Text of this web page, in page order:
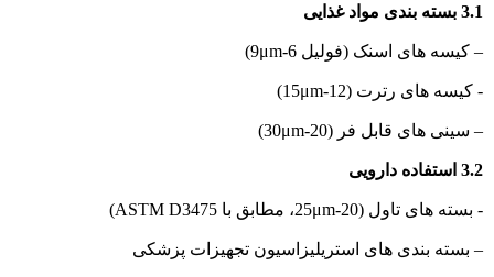
3.1 بسته بندی مواد غذایی
– کیسه های اسنک (فولیل 6-9μm)
- کیسه های رترت (12-15μm)
– سینی های قابل فر (20-30μm)
3.2 استفاده دارویی
- بسته های تاول (20-25μm، مطابق با ASTM D3475)
– بسته بندی های استریلیزاسیون تجهیزات پزشکی